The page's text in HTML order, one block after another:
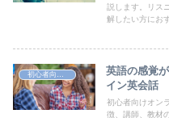
説します。リス
解したい方にお
英語の感覚
イン英会話
初心者向けオン
徴、講師、教材